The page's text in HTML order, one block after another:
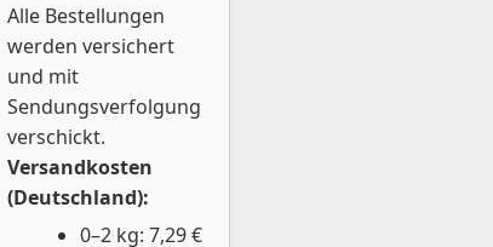
Alle Bestellungen
werden versichert
und mit
Sendungsverfolgung
verschickt.
Versandkosten
(Deutschland):
0–2 kg: 7,29 €